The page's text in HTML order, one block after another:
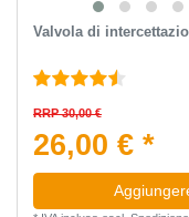
Valvola di
RRP 30,00 €
26,00 € *